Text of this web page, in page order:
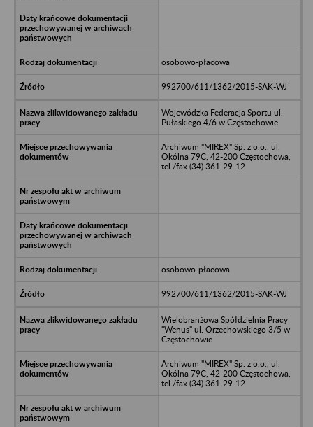
osobowo-płacowa
992700/611/1362/2015-SAK-WJ
Wojewódzka Federacja Sportu ul.
Pułaskiego 4/6 w Częstochowie
Archiwum "MIREX" Sp. z o.o., ul.
Okólna 79C, 42-200 Częstochowa,
tel./fax (34) 361-29-12
osobowo-płacowa
992700/611/1362/2015-SAK-WJ
Wielobranżowa Spółdzielnia Pracy
"Wenus" ul. Orzechowskiego 3/5 w
Częstochowie
Archiwum "MIREX" Sp. z o.o., ul.
Okólna 79C, 42-200 Częstochowa,
tel./fax (34) 361-29-12